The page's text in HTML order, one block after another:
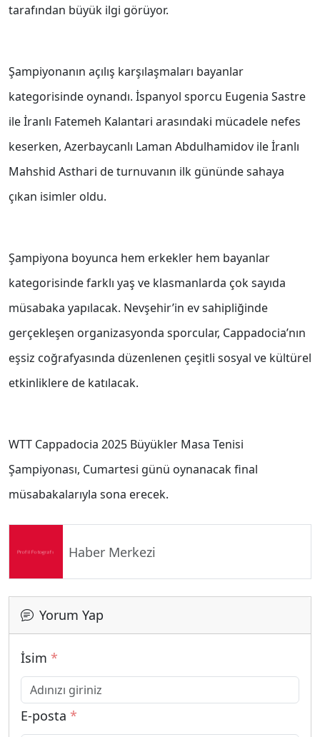
tarafından büyük ilgi görüyor.
Şampiyonanın açılış karşılaşmaları bayanlar
kategorisinde oynandı. İspanyol sporcu Eugenia Sastre
ile İranlı Fatemeh Kalantari arasındaki mücadele nefes
keserken, Azerbaycanlı Laman Abdulhamidov ile İranlı
Mahshid Asthari de turnuvanın ilk gününde sahaya
çıkan isimler oldu.
Şampiyona boyunca hem erkekler hem bayanlar
kategorisinde farklı yaş ve klasmanlarda çok sayıda
müsabaka yapılacak. Nevşehir’in ev sahipliğinde
gerçekleşen organizasyonda sporcular, Cappadocia’nın
eşsiz coğrafyasında düzenlenen çeşitli sosyal ve kültürel
etkinliklere de katılacak.
WTT Cappadocia 2025 Büyükler Masa Tenisi
Şampiyonası, Cumartesi günü oynanacak final
müsabakalarıyla sona erecek.
Haber Merkezi
Yorum Yap
İsim *
E-posta *